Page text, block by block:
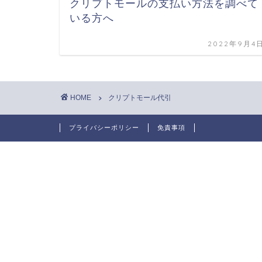
クリプトモールの支払い方法を調べて
いる方へ
2022年9月4
HOME クリプトモール代引
プライバシーポリシー 免責事項